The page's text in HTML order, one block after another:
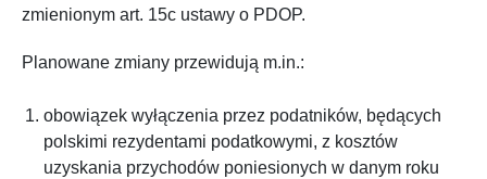
zmienionym art. 15c ustawy o PDOP.
Planowane zmiany przewidują m.in.:
obowiązek wyłączenia przez podatników, będących
polskimi rezydentami podatkowymi, z kosztów
uzyskania przychodów poniesionych w danym roku